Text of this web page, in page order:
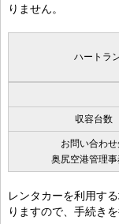
りません。
ハートラ
収容台数
お問い合わ
奥尻空港管理
レンタカーを利用す
りますので、手続き